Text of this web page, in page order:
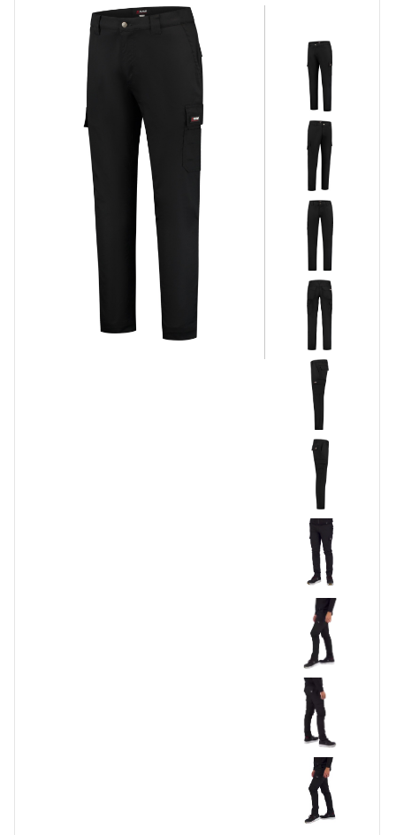
Korte Werkbroeken
Stretch Werkbroeken
Veiligheidsbroeken
Schildersbroeken
Brandvertragende broeken
Thermobroeken
Dames Werkbroeken